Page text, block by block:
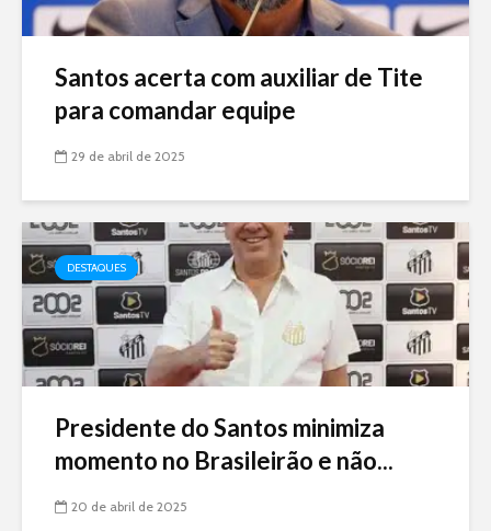
Santos acerta com auxiliar de Tite
para comandar equipe
29 de abril de 2025
DESTAQUES
Presidente do Santos minimiza
momento no Brasileirão e não...
20 de abril de 2025